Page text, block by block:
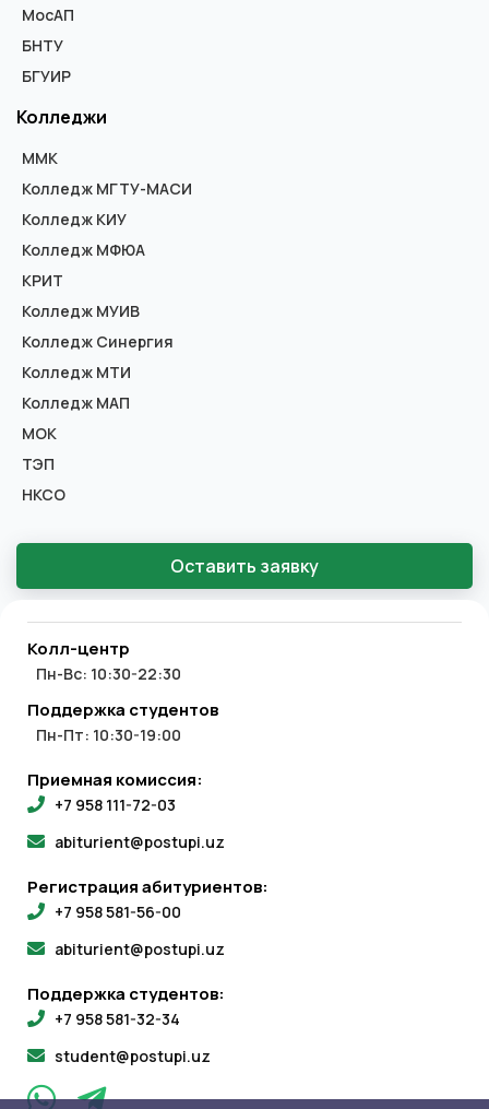
МосАП
БНТУ
БГУИР
Колледжи
ММК
Колледж МГТУ-МАСИ
Колледж КИУ
Колледж МФЮА
КРИТ
Колледж МУИВ
Колледж Синергия
Колледж МТИ
Колледж МАП
МОК
ТЭП
НКСО
Оставить заявку
Колл-центр
Пн-Вс: 10:30-22:30
Поддержка студентов
Пн-Пт: 10:30-19:00
Приемная комиссия:
+7 958 111-72-03
abiturient@postupi.uz
Регистрация абитуриентов:
+7 958 581-56-00
abiturient@postupi.uz
Поддержка студентов:
+7 958 581-32-34
student@postupi.uz